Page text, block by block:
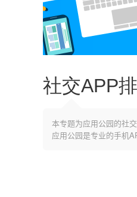
社交APP
本专题为应用公园的社
应用公园是专业的手机